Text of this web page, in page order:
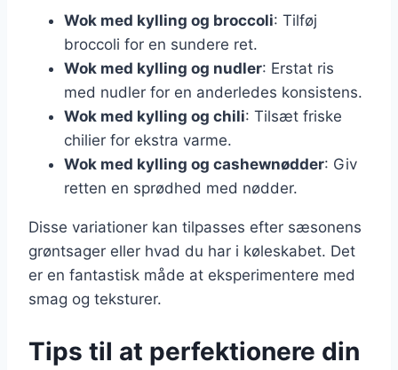
Wok med kylling og broccoli: Tilføj
broccoli for en sundere ret.
Wok med kylling og nudler: Erstat ris
med nudler for en anderledes konsistens.
Wok med kylling og chili: Tilsæt friske
chilier for ekstra varme.
Wok med kylling og cashewnødder: Giv
retten en sprødhed med nødder.
Disse variationer kan tilpasses efter sæsonens
grøntsager eller hvad du har i køleskabet. Det
er en fantastisk måde at eksperimentere med
smag og teksturer.
Tips til at perfektionere din